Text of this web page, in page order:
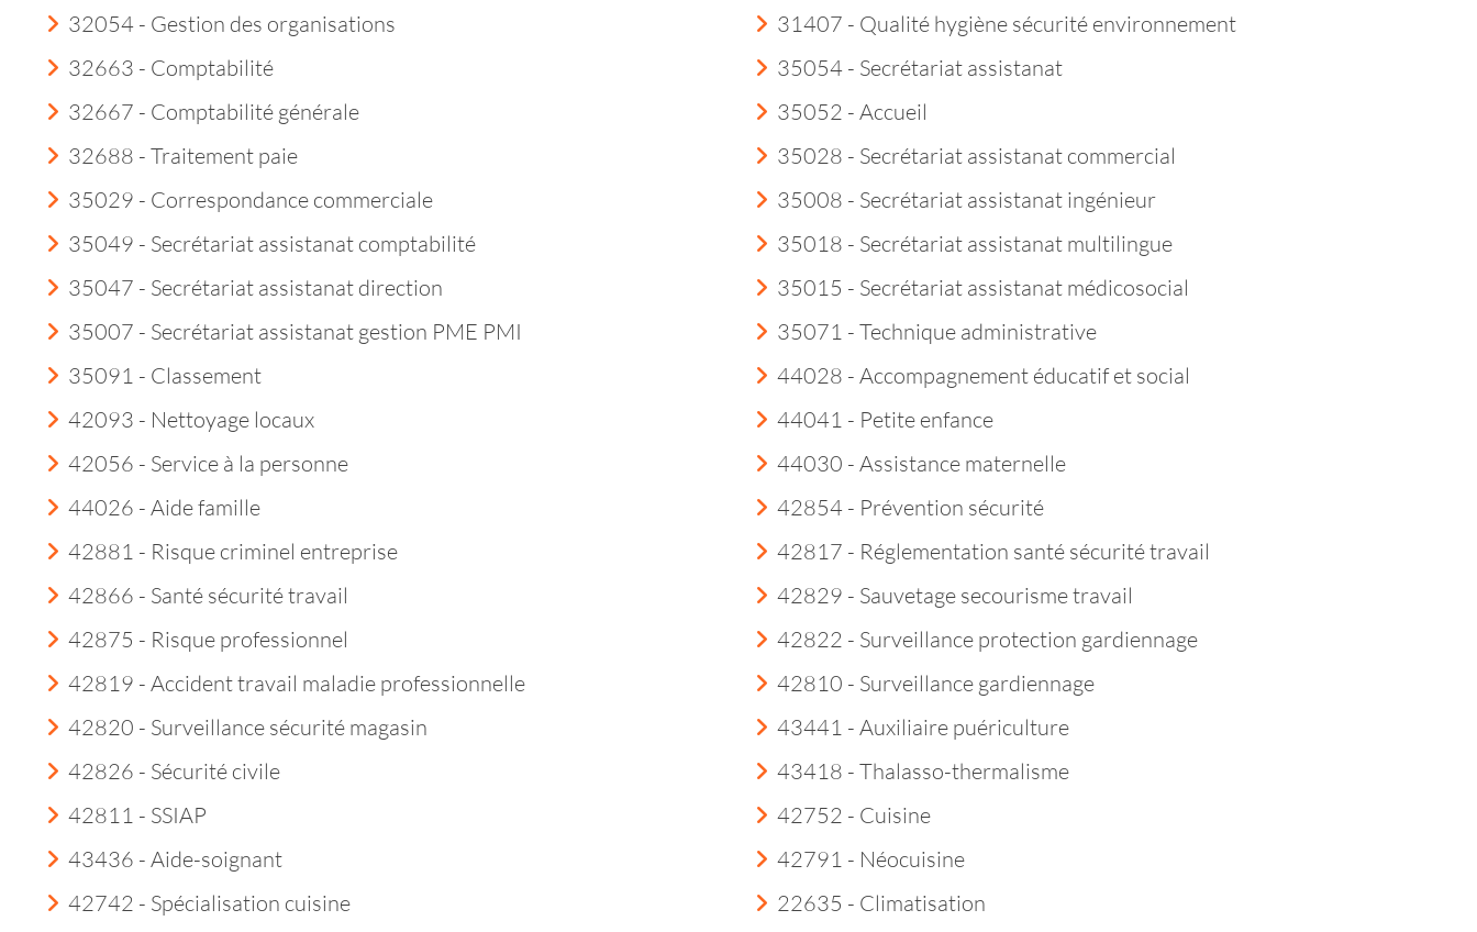
32054 - Gestion des organisations
32663 - Comptabilité
32667 - Comptabilité générale
32688 - Traitement paie
31407 - Qualité hygiène sécurité environnement
35054 - Secrétariat assistanat
35052 - Accueil
35028 - Secrétariat assistanat commercial
35029 - Correspondance commerciale
35049 - Secrétariat assistanat comptabilité
35047 - Secrétariat assistanat direction
35007 - Secrétariat assistanat gestion PME PMI
35008 - Secrétariat assistanat ingénieur
35018 - Secrétariat assistanat multilingue
35015 - Secrétariat assistanat médicosocial
35071 - Technique administrative
35091 - Classement
42093 - Nettoyage locaux
42056 - Service à la personne
44026 - Aide famille
44028 - Accompagnement éducatif et social
44041 - Petite enfance
44030 - Assistance maternelle
42854 - Prévention sécurité
42881 - Risque criminel entreprise
42866 - Santé sécurité travail
42875 - Risque professionnel
42819 - Accident travail maladie professionnelle
42817 - Réglementation santé sécurité travail
42829 - Sauvetage secourisme travail
42822 - Surveillance protection gardiennage
42810 - Surveillance gardiennage
42820 - Surveillance sécurité magasin
42826 - Sécurité civile
42811 - SSIAP
43436 - Aide-soignant
43441 - Auxiliaire puériculture
43418 - Thalasso-thermalisme
42752 - Cuisine
42791 - Néocuisine
42742 - Spécialisation cuisine
22635 - Climatisation